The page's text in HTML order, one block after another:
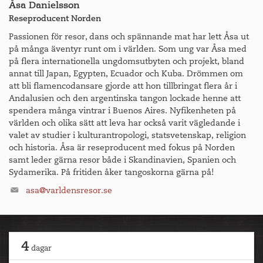
I denna utställning tas ett helhetsgrepp kring hans
enorma produktion av teckningar - som var hans mest
frekventa medium. Utställningen inkluderar en lång rad
verk som han valt att behålla själv, och som därför aldrig
visats upp i offentligheten tidigare. Titeln Headstrong
syftar både på utställningens fokus på huvudporträtt,
ibland kallade masker, och på konstnärens egensinnighet
och påstridighet.
Efter en guidad visning av utställningen blir det ledig tid
att upptäcka någon av de andra pågående utställningarna
eller berömda stationära verk som exempelvis
Giacomettikorridoren och Yayoi Kusamas Gleaming Lights
of the Soul. På Louisiana är det också alltid underbart att
Ordrupgaard i Charlottenlund. Museet har en inriktning
på fransk konst med tonvikt på impressionismen med en
fin samling av Degas, Gaugin, Monet och flera andra
samtida danska konstnärer som Vilhelm Hammerhöi.
Åsa Danielsson
Reseproducent Norden
Passionen för resor, dans och spännande mat har lett Åsa ut
på många äventyr runt om i världen. Som ung var Åsa med
på flera internationella ungdomsutbyten och projekt, bland
annat till Japan, Egypten, Ecuador och Kuba. Drömmen om
att bli flamencodansare gjorde att hon tillbringat flera år i
Andalusien och den argentinska tangon lockade henne att
spendera många vintrar i Buenos Aires. Nyfikenheten på
världen och olika sätt att leva har också varit vägledande i
valet av studier i kulturantropologi, statsvetenskap, religion
och historia. Åsa är reseproducent med fokus på Norden
samt leder gärna resor både i Skandinavien, Spanien och
Sydamerika. På fritiden åker tangoskorna gärna på!
asa@varldensresor.se
4 dagar